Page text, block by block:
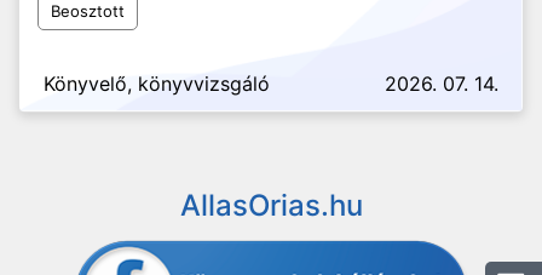
Beosztott
Könyvelő, könyvvizsgáló 2026. 07. 14.
AllasOrias.hu